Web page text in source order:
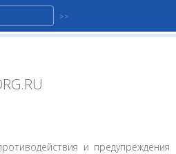
и предупреждения